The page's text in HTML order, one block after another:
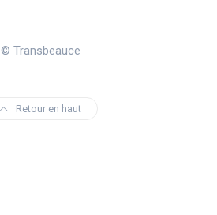
© Transbeauce
Retour en haut